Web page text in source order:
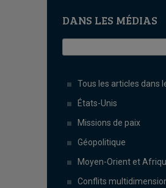
DANS LES MÉDIAS
Tous les articles dans
États-Unis
Missions de paix
Géopolitique
Moyen-Orient et
Conflits